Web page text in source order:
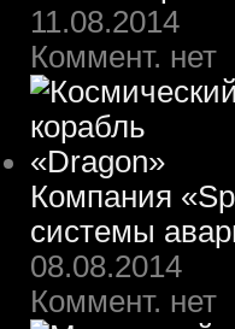
11.08.2014
Коммент. нет
Компания
системы
08.08.2014
Коммент. нет